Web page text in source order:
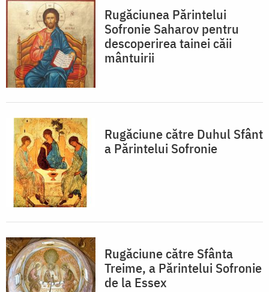
Rugăciunea Părintelui
Sofronie Saharov pentru
descoperirea tainei căii
mântuirii
Rugăciune către Duhul Sfânt
a Părintelui Sofronie
Rugăciune către Sfânta
Treime, a Părintelui Sofronie
de la Essex